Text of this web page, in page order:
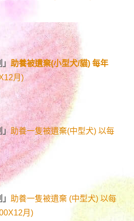
」 助養被遺棄(小型犬/貓) 每年
月)
」助養一隻被遺棄(中型犬) 以每
」 助養一隻被遺棄 (中型犬) 以每
月)